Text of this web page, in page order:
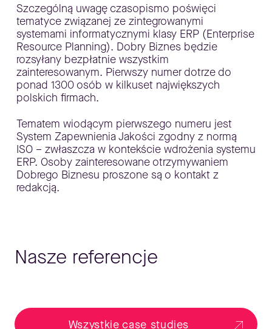
Szczególną uwagę czasopismo poświęci
tematyce związanej ze zintegrowanymi
systemami informatycznymi klasy ERP (Enterprise
Resource Planning). Dobry Biznes będzie
rozsyłany bezpłatnie wszystkim
zainteresowanym. Pierwszy numer dotrze do
ponad 1300 osób w kilkuset największych
polskich firmach.
Tematem wiodącym pierwszego numeru jest
System Zapewnienia Jakości zgodny z normą
ISO – zwłaszcza w kontekście wdrożenia systemu
ERP. Osoby zainteresowane otrzymywaniem
Dobrego Biznesu proszone są o kontakt z
redakcją.
Nasze referencje
Wszystkie case studies